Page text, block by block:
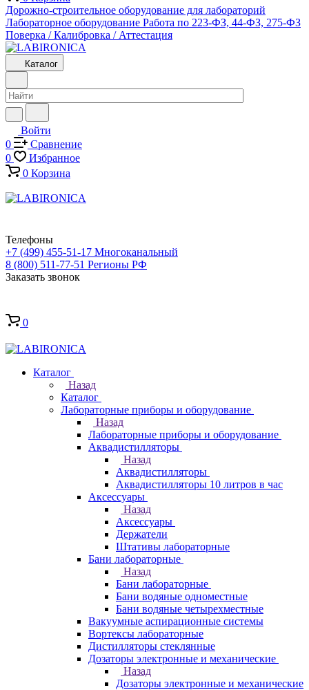
Дорожно-строительное оборудование для лабораторий
Лабораторное оборудование Работа по 223-ФЗ, 44-ФЗ, 275-ФЗ
Поверка / Калибровка / Аттестация
Каталог
Войти
0
Сравнение
0
Избранное
0 Корзина
Телефоны
+7 (499) 455-51-17 Многоканальный
8 (800) 511-77-51 Регионы РФ
Заказать звонок
0
Каталог
Назад
Каталог
Лабораторные приборы и оборудование
Назад
Лабораторные приборы и оборудование
Аквадистилляторы
Назад
Аквадистилляторы
Аквадистилляторы 10 литров в час
Аксессуары
Назад
Аксессуары
Держатели
Штативы лабораторные
Бани лабораторные
Назад
Бани лабораторные
Бани водяные одноместные
Бани водяные четырехместные
Вакуумные аспирационные системы
Вортексы лабораторные
Дистилляторы стеклянные
Дозаторы электронные и механические
Назад
Дозаторы электронные и механические